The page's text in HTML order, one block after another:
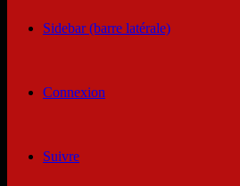
Sidebar (barre latérale)
Connexion
Suivre